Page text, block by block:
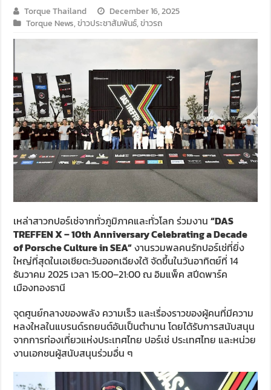
Torque Thailand
December 16, 2025
Torque News,ข่าวประชาสัมพันธ์,ข่าวรถ
เหล่าสาวกปอร์เช่จากทั่วภูมิภาคและทั่วโลก ร่วมงาน“DAS
TREFFEN X – 10th Anniversary Celebrating a Decade
of Porsche Culture in SEA”งานรวมพลคนรักปอร์เช่ที่ยิ่ง
ใหญ่ที่สุดในเอเชียตะวันออกเฉียงใต้ จัดขึ้นในวันอาทิตย์ที่ 14
ธันวาคม 2025 เวลา 15:00–21:00 ณ อิมแพ็ค สปีดพาร์ค
เมืองทองธานี
จุดศูนย์กลางของพลัง ความเร็ว และเรื่องราวของผู้คนที่มีความ
หลงใหลในแบรนด์รถยนต์อันเป็นตำนาน โดยได้รับการสนับสนุน
จากการท่องเที่ยวแห่งประเทศไทย ปอร์เช่ ประเทศไทย และหน่วย
งานเอกชนผู้สนับสนุนร่วมอื่น ๆ